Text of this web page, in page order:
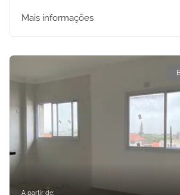
Mais informações
A partir de: